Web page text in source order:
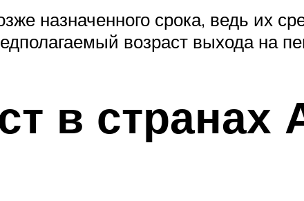
назначенного срока, ведь их
возраст выхода на
в